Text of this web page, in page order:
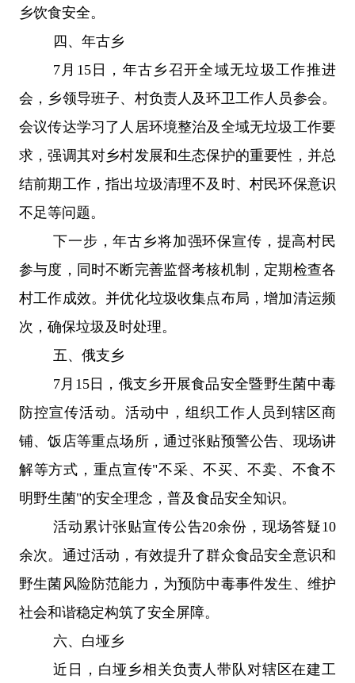
乡饮食安全。
四、 年古乡
7 月 15日，年古乡召开全域无垃圾工作推进
会，乡领导班子、村负责人及环卫工作人员参会。
会议传达学习了人居环境整治及全域无垃圾工作要
求，强调其对乡村发展和生态保护的重要性，并总
结前期工作，指出垃圾清理不及时、村民环保意识
不足等问题。
下一步，年古乡将加强环保宣传，提高村民
参与度，同时不断完善监督考核机制，定期检查各
村工作成效。并优化垃圾收集点布局，增加清运频
次，确保垃圾及时处理。
五、 俄支乡
7 月 15日，俄支乡开展食品安全暨野生菌中毒
防控宣传活动。活动中，组织工作人员到辖区商
铺、饭店等重点场所，通过张贴预警公告、现场讲
解等方式，重点宣传"不采、不买、不卖、不食不
明野生菌"的安全理念，普及食品安全知识。
活动累计张贴宣传公告20余份，现场答疑10
余次。通过活动，有效提升了群众食品安全意识和
野生菌风险防范能力，为预防中毒事件发生、维护
社会和谐稳定构筑了安全屏障。
六、 白垭乡
近日，白垭乡相关负责人带队对辖区在建工